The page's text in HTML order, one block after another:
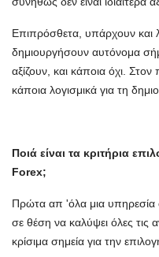
Επιπρόσθετα, υπάρχουν και
δημιουργήσουν αυτόνομα
αξίζουν, και κάποια όχι.
κάποια λογισμικά για τη
Ποιά είναι τα κριτήρια
Forex;
Πρώτα απ 'όλα μια υπηρεσία
σε θέση να καλύψει όλες τις
κρίσιμα σημεία για την